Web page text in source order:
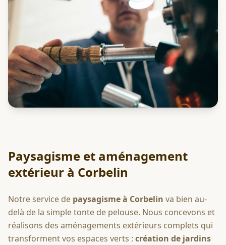
Paysagisme et aménagement
extérieur à Corbelin
Notre service de paysagisme à Corbelin va bien au-
delà de la simple tonte de pelouse. Nous concevons et
réalisons des aménagements extérieurs complets qui
transforment vos espaces verts : création de jardins